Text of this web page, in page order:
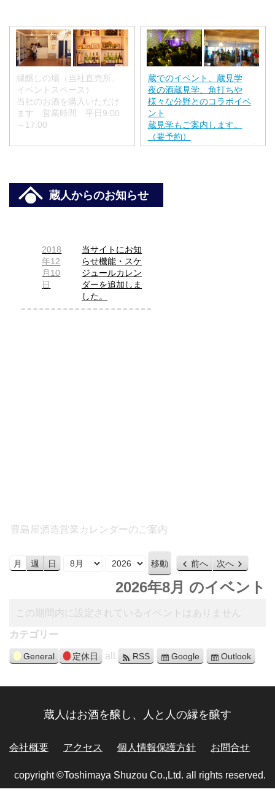
縁醸しの場（当社直売所、
イベントスペース）
当社のお酒を購入いただけ
ます 営業時間 平日9:00
～17:00
蔵でのイベント、蔵見学
夜の酒蔵見学、角打ちや
様々な分野とのコラボイベ
ント
蔵見学もご案内します。
（要予約）
蔵人からのお知らせ
2018
年12
月10
日
当サイトにお知
らせ機能・スケ
ジュールカレン
ダーを追加しま
した。
豊島屋酒造営業カレンダーのご案内
月 週 日 月 年 前へ 次へ
2026年8月 のイベント
この期間内に設定されているイベントはありません
カテゴリー
General 定休日 all RSS Google Outlook
蔵人はお酒を醸し、人と人の縁を醸す
会社概要 アクセス 個人情報保護方針 お問合せ
copyright ©Toshimaya Shuzou Co.,Ltd. all rights reserved.